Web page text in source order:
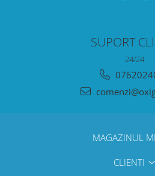
SUPORT
24/24
MAGAZINUL
CLIENTI